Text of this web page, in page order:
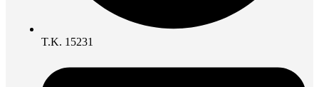
Τ.Κ. 15231